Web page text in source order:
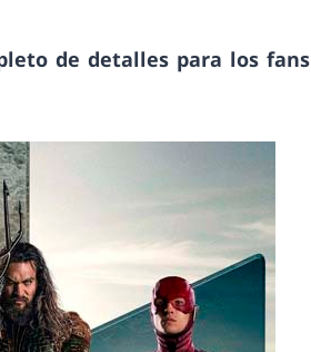
de detalles para los fans